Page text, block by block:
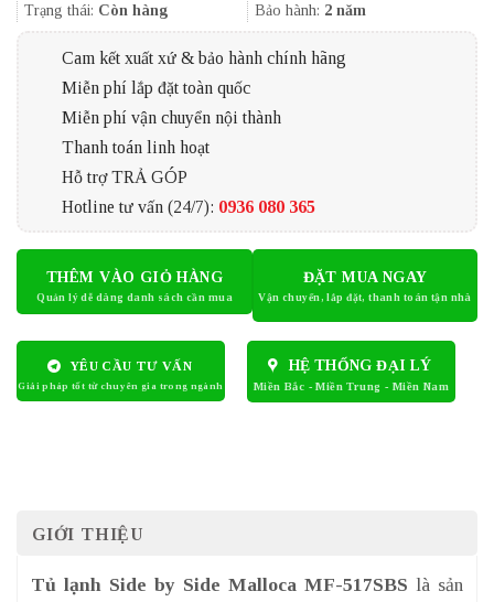
Trạng thái: Còn hàng Bảo hành: 2 năm
Cam kết xuất xứ & bảo hành chính hãng
Miễn phí lắp đặt toàn quốc
Miễn phí vận chuyển nội thành
Thanh toán linh hoạt
Hỗ trợ TRẢ GÓP
Hotline tư vấn (24/7): 0936 080 365
THÊM VÀO GIỎ HÀNG ĐẶT MUA NGAY
YÊU CẦU TƯ VẤN HỆ THỐNG ĐẠI LÝ
GIỚI THIỆU
Tủ lạnh Side by Side Malloca MF-517SBS là sản